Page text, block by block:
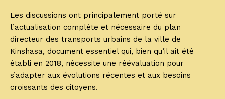
Les discussions ont principalement porté sur
l’actualisation complète et nécessaire du plan
directeur des transports urbains de la ville de
Kinshasa, document essentiel qui, bien qu’il ait été
établi en 2018, nécessite une réévaluation pour
s’adapter aux évolutions récentes et aux besoins
croissants des citoyens.